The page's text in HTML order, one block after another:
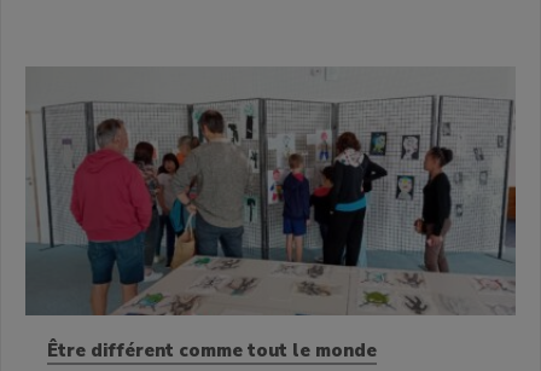
Être différent comme tout le monde